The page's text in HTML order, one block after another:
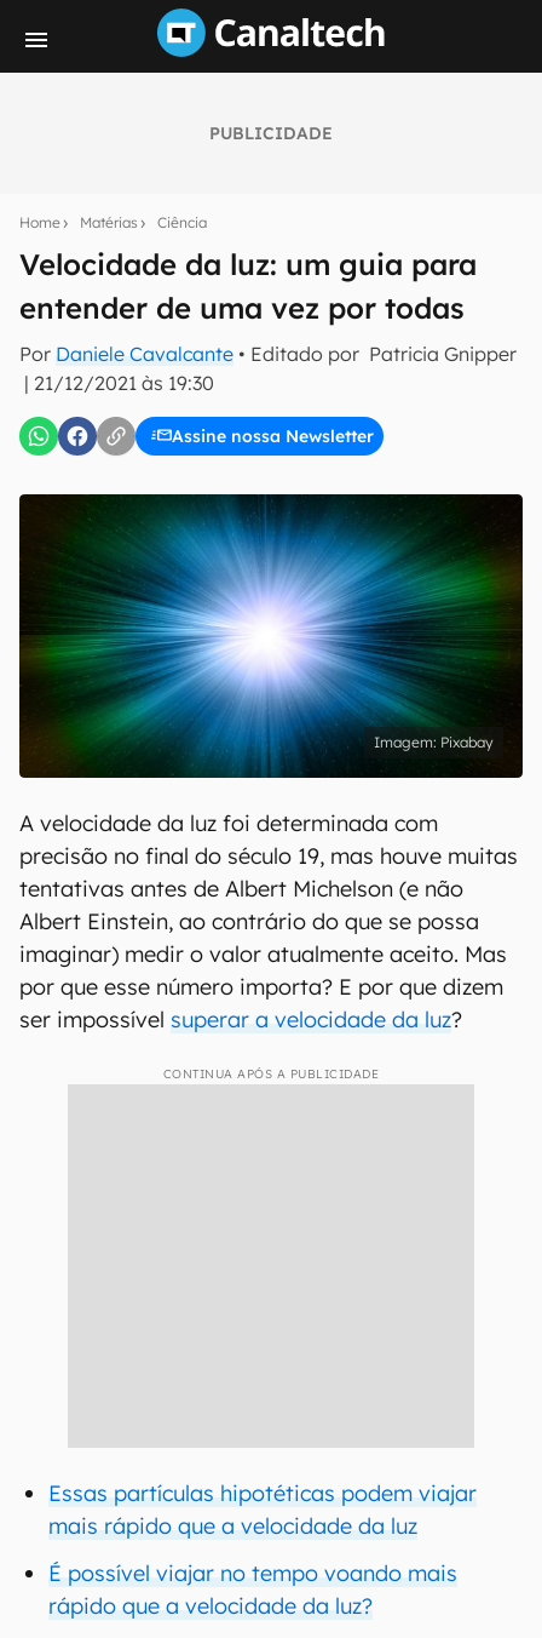
PUBLICIDADE
Home Matérias Ciência
Velocidade da luz: um guia para
entender de uma vez por todas
Por Daniele Cavalcante • Editado por Patricia Gnipper
| 21/12/2021 às 19:30
Assine nossa Newsletter
notícias e reviews sobre tecnologia em primeira
mão.
E-mail
Uso e Política de Privacidade do Canaltech.
Pixabay
A velocidade da luz foi determinada com
precisão no final do século 19, mas houve muitas
tentativas antes de Albert Michelson (e não
Albert Einstein, ao contrário do que se possa
imaginar) medir o valor atualmente aceito. Mas
por que esse número importa? E por que dizem
ser impossível superar a velocidade da luz?
CONTINUA APÓS A PUBLICIDADE
Essas partículas hipotéticas podem viajar
mais rápido que a velocidade da luz
É possível viajar no tempo voando mais
rápido que a velocidade da luz?